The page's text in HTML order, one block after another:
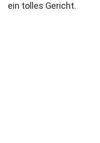
ein tolles Gericht.